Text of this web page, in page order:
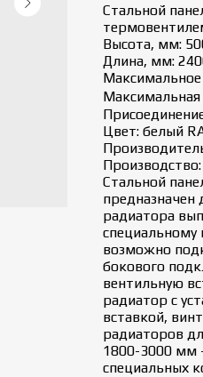
Стальной
Высота, мм:
Длина, мм:
Максимальное
Максимальная
Цвет: белый
Стальной
предназначен
радиатора
специальному
возможно
бокового
вентильную
радиатор с
вставкой,
радиаторов
1800-3000 мм
специальных